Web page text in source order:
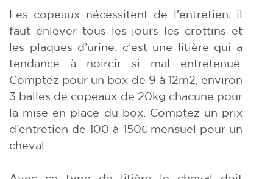
Les copeaux nécessitent de l’entretien, il
faut enlever tous les jours les crottins et
les plaques d’urine, c’est une litière qui a
tendance à noircir si mal entretenue.
Comptez pour un box de 9 à 12m2, environ
3 balles de copeaux de 20kg chacune pour
la mise en place du box. Comptez un prix
d’entretien de 100 à 150€ mensuel pour un
cheval.